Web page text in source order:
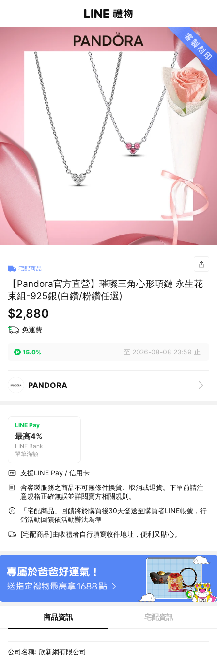
宅配商品
【Pandora官方直營】璀璨三角心形項鏈 永生花
束組-925銀(白鑽/粉鑽任選)
$2,880
免運費
15.0% 至 2026-08-08 23:59 止
PANDORA
LINE Pay
最高4%
LINE Bank
單筆滿額
支援LINE Pay / 信用卡
含客製服務之商品不可無條件換貨、取消或退貨。下單前請注
意規格正確無誤並詳閱賣方相關規則。
「宅配商品」回饋將於購買後30天發送至購買者LINE帳號，行
銷活動回饋依活動辦法為準
[宅配商品]由收禮者自行填寫收件地址，便利又貼心。
商品資訊 宅配資訊
公司名稱: 欣新網有限公司